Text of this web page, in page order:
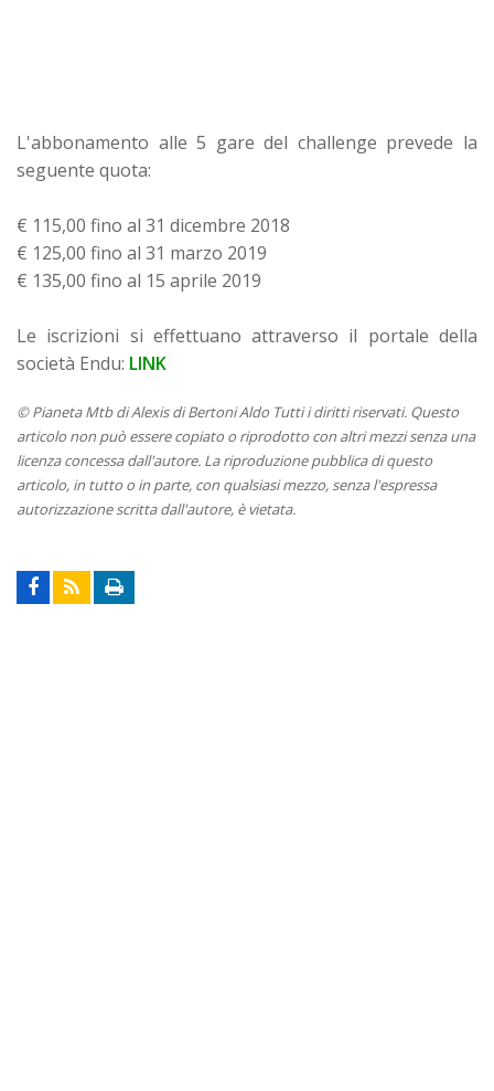
L'abbonamento alle 5 gare del challenge prevede la
seguente quota:
€ 115,00 fino al 31 dicembre 2018
€ 125,00 fino al 31 marzo 2019
€ 135,00 fino al 15 aprile 2019
Le iscrizioni si effettuano attraverso il portale della
società Endu: LINK
© Pianeta Mtb di Alexis di Bertoni Aldo Tutti i diritti riservati. Questo
articolo non può essere copiato o riprodotto con altri mezzi senza una
licenza concessa dall'autore. La riproduzione pubblica di questo
articolo, in tutto o in parte, con qualsiasi mezzo, senza l'espressa
autorizzazione scritta dall'autore, è vietata.